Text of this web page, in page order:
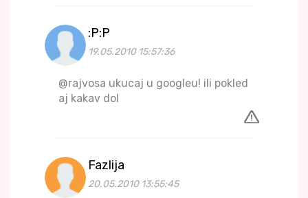
:P:P
19.05.2010 15:57:36
@rajvosa ukucaj u googleu! ili pokled
aj kakav doI
Fazlija
20.05.2010 13:55:45